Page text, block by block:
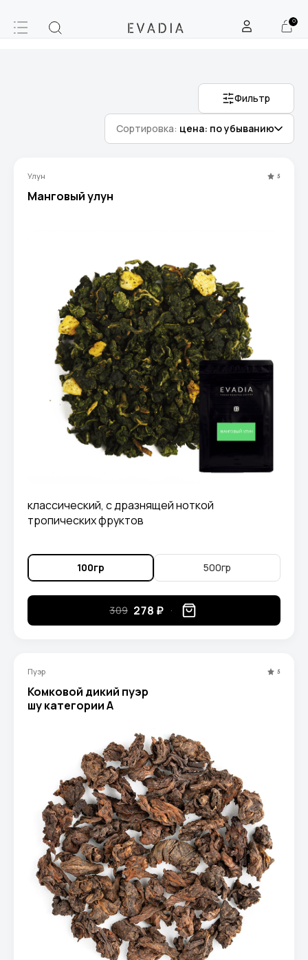
0
Фильтр
Сортировка: цена: по убыванию
Улун 5
Манговый улун
классический, с дразнящей ноткой
тропических фруктов
100гр 500гр
309 278 ₽
Пуэр 5
Комковой дикий пуэр
шу категории A